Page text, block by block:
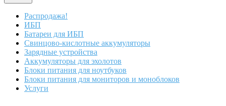
Распродажа!
ИБП
Батареи для ИБП
Свинцово-кислотные аккумуляторы
Зарядные устройства
Аккумуляторы для эхолотов
Блоки питания для ноутбуков
Блоки питания для мониторов и моноблоков
Услуги